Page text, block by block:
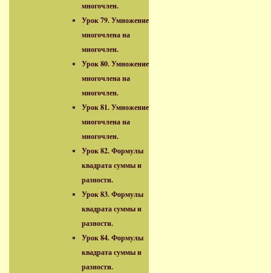
многочлен.
Урок 79. Умножение
многочлена на
многочлен.
Урок 80. Умножение
многочлена на
многочлен.
Урок 81. Умножение
многочлена на
многочлен.
Урок 82. Формулы
квадрата суммы и
разности.
Урок 83. Формулы
квадрата суммы и
разности.
Урок 84. Формулы
квадрата суммы и
разности.